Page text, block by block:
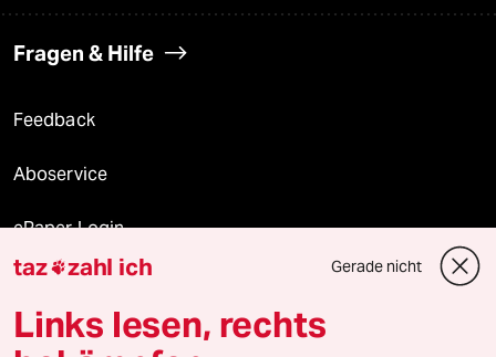
Fragen & Hilfe
Feedback
Aboservice
ePaper Login
Downloads für Abonnierende
taz zahl ich Gerade nicht
Links lesen, rechts